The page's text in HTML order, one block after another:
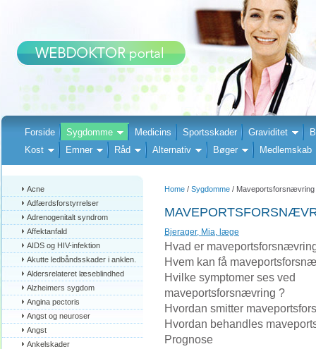
Forside Sygdomme Medicins Sportsskader Graviditet
Kost
Emner Råd Alternativ Bøger Medlemskab
Acne
Adfærdsforstyrrelser
Adrenogenitalt syndrom
Affektanfald
AIDS og HIV-infektion
Akutte ledbåndsskader i anklen.
Aldersrelateret læseblindhed
Alzheimers sygdom
Angina pectoris
Angst og neuroser
Angst
Ankelskader
Home / Sygdomme / Maveportsforsnævring
Bjerager, Mia, læge
Hvad er
Hvem kan få
Hvilke symptomer ses ved
maveportsforsnævring ?
Hvordan smitter
Hvordan behandles
Prognose